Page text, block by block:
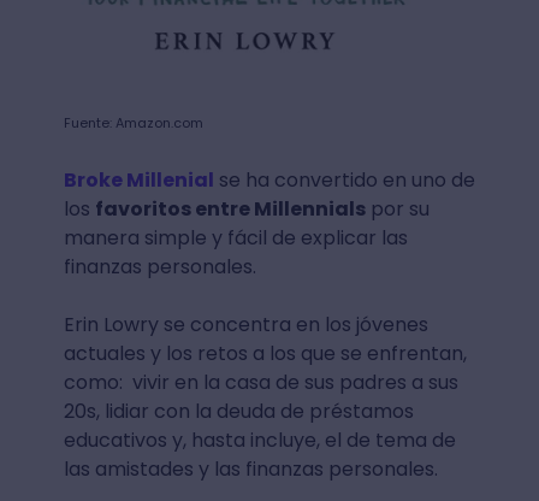
Fuente: Amazon.com
Broke Millenial se ha convertido en uno de
los favoritos entre Millennialspor su
manera simple y fácil de explicar las
finanzas personales.
Erin Lowry se concentra en los jóvenes
actuales y los retos a los que se enfrentan,
como: vivir en la casa de sus padres a sus
20s, lidiar con la deuda de préstamos
educativos y, hasta incluye, el de tema de
las amistades y las finanzas personales.